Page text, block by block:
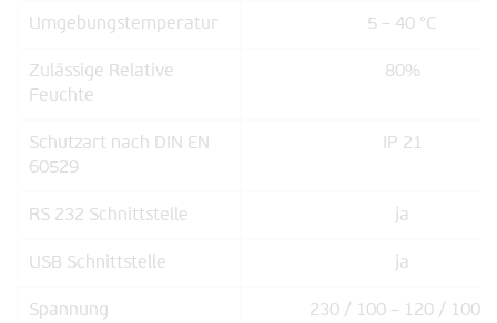
Umgebungstemperatur 5 – 40 °C
Zulässige Relative
Feuchte
80%
Schutzart nach DIN EN
60529
IP 21
RS 232 Schnittstelle ja
USB Schnittstelle ja
Spannung 230 / 100 – 120 / 100 V